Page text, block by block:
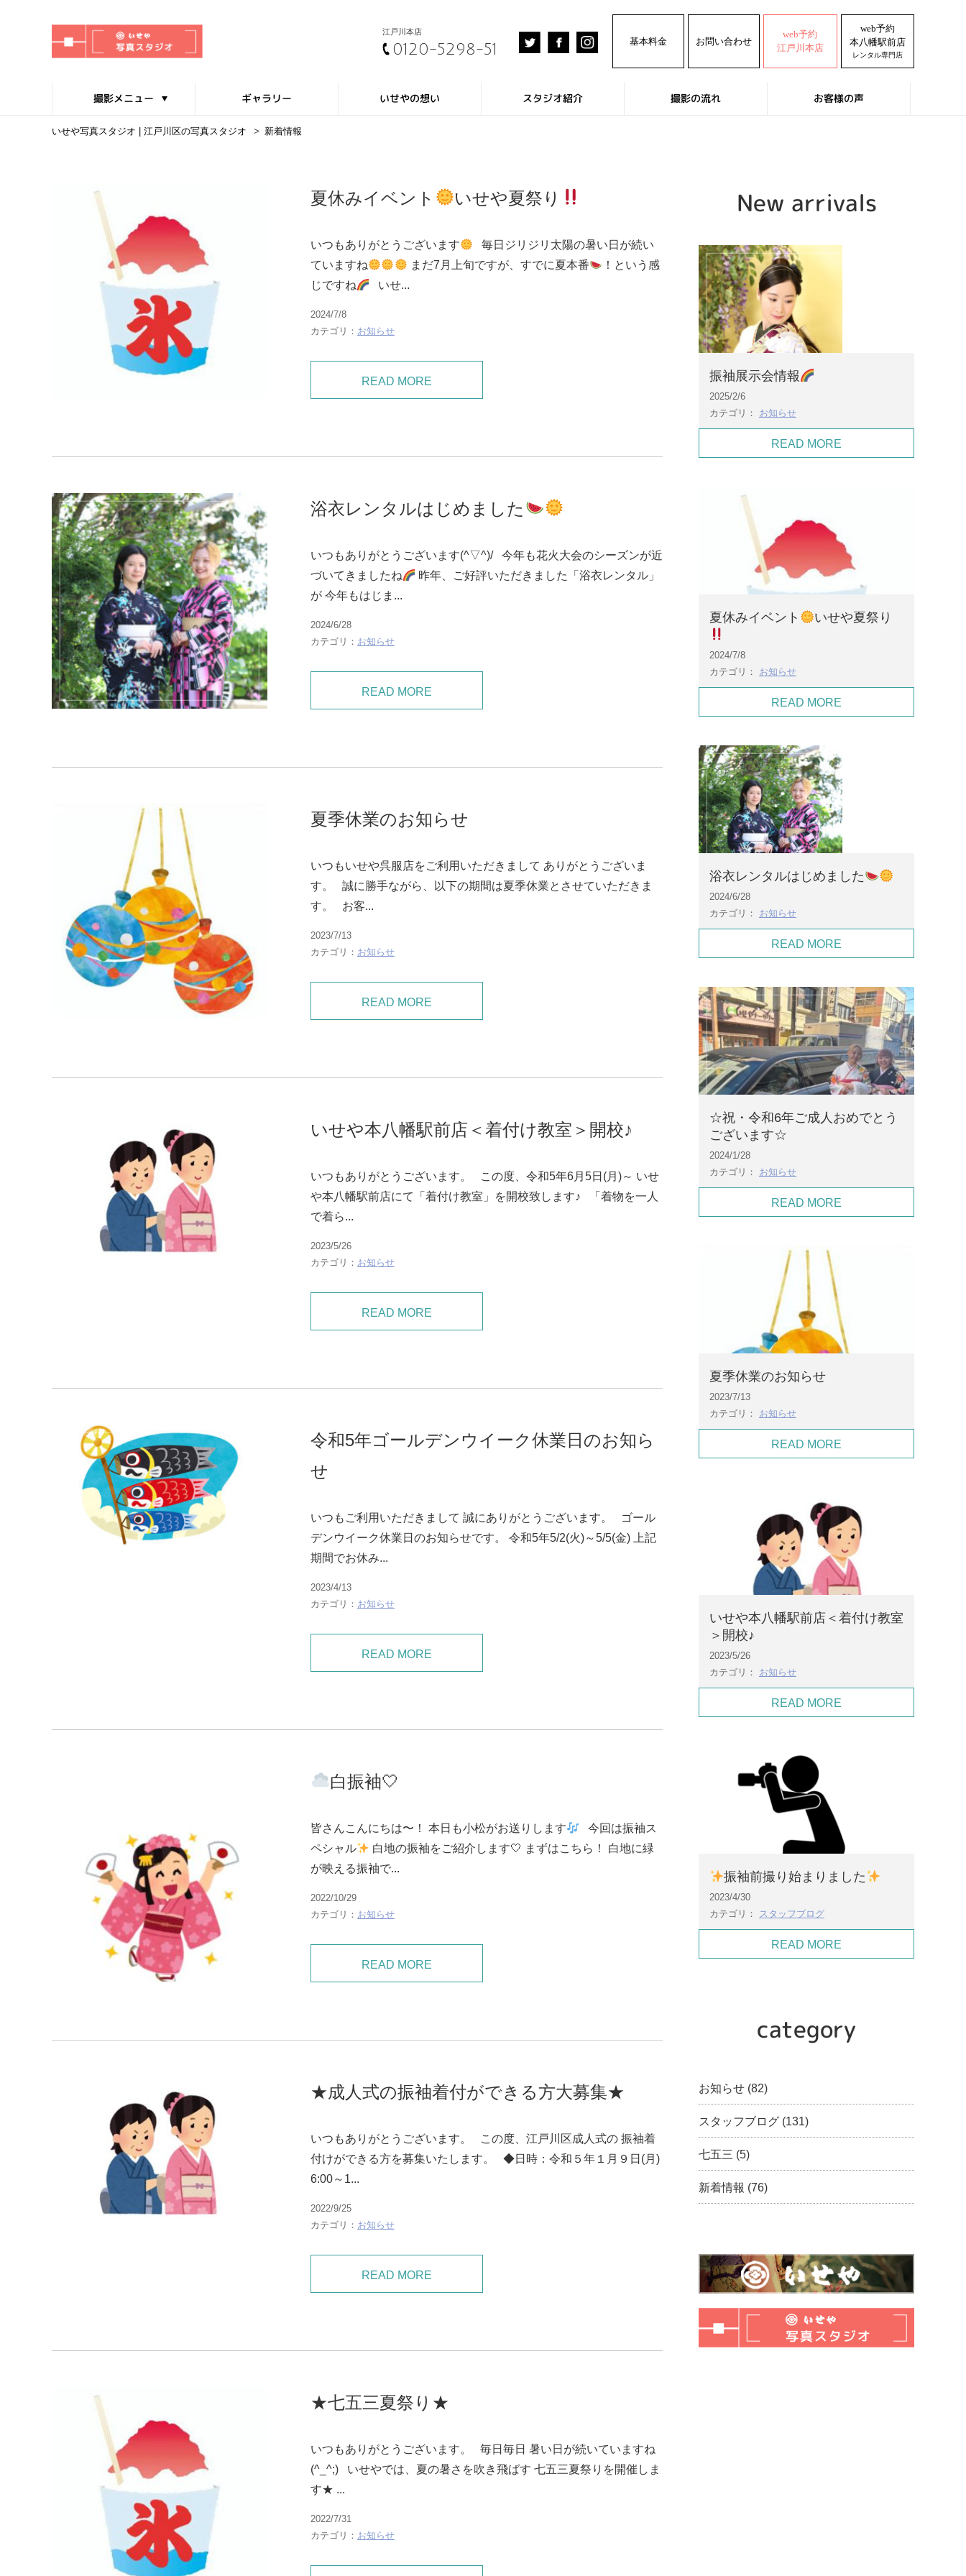
江戸川 本店
0120-5298-51 基本料金 お問い合わせ
web予約
江戸川本店
web予約
本八幡駅前店
レンタル専門店
撮影メニュー ギャラリー いせやの想い スタジオ紹介 撮影の流れ お客様の声
いせや写真スタジオ | 江戸川区の写真スタジオ > 新着情報
夏休みイベント いせや夏祭り
いつもありがとうございます
毎日ジリジリ太陽の暑い日が続い
ていますね
まだ7月上旬ですが、すでに夏本番
！という感
じですね
いせ...
2024/7/8
カテゴリ： お知らせ
READ MORE
浴衣レンタルはじめました
いつもありがとうございます(^▽^)/ 今年も花火大会のシーズンが近
づいてきましたね
昨年、ご好評いただきました「浴衣レンタル」
が 今年もはじま...
2024/6/28
カテゴリ： お知らせ
READ MORE
夏季休業のお知らせ
いつもいせや呉服店をご利用いただきまして ありがとうございま
す。 誠に勝手ながら、以下の期間は夏季休業とさせていただきま
す。 お客...
2023/7/13
カテゴリ： お知らせ
READ MORE
いせや本八幡駅前店＜着付け教室＞開校♪
いつもありがとうございます。 この度、令和5年6月5日(月)～ いせ
や本八幡駅前店にて「着付け教室」を開校致します♪ 「着物を一人
で着ら...
2023/5/26
カテゴリ： お知らせ
READ MORE
令和5年ゴールデンウイーク休業日のお知ら
せ
いつもご利用いただきまして 誠にありがとうございます。 ゴール
デンウイーク休業日のお知らせです。 令和5年5/2(火)～5/5(金) 上記
期間でお休み...
2023/4/13
カテゴリ： お知らせ
READ MORE
白振袖🤍
皆さんこんにちは〜！ 本日も小松がお送りします
今回は振袖ス
ペシャル
白地の振袖をご紹介します🤍 まずはこちら！ 白地に緑
が映える振袖で...
2022/10/29
カテゴリ： お知らせ
READ MORE
★成人式の振袖着付ができる方大募集★
いつもありがとうございます。 この度、江戸川区成人式の 振袖着
付けができる方を募集いたします。 ◆日時：令和５年１月９日(月)
6:00～1...
2022/9/25
カテゴリ： お知らせ
READ MORE
★七五三夏祭り★
いつもありがとうございます。 毎日毎日 暑い日が続いていますね
(^_^;) いせやでは、夏の暑さを吹き飛ばす 七五三夏祭りを開催しま
す★ ...
2022/7/31
カテゴリ： お知らせ
New arrivals
振袖展示会情報
2025/2/6
カテゴリ： お知らせ
READ MORE
夏休みイベント いせや夏祭り
2024/7/8
カテゴリ： お知らせ
READ MORE
浴衣レンタルはじめました
2024/6/28
カテゴリ： お知らせ
READ MORE
☆祝・令和6年ご成人おめでとう
ございます☆
2024/1/28
カテゴリ： お知らせ
READ MORE
夏季休業のお知らせ
2023/7/13
カテゴリ： お知らせ
READ MORE
いせや本八幡駅前店＜着付け教室
＞開校♪
2023/5/26
カテゴリ： お知らせ
READ MORE
振袖前撮り始まりました
2023/4/30
カテゴリ： スタッフブログ
READ MORE
category
お知らせ (82)
スタッフブログ (131)
七五三 (5)
新着情報 (76)